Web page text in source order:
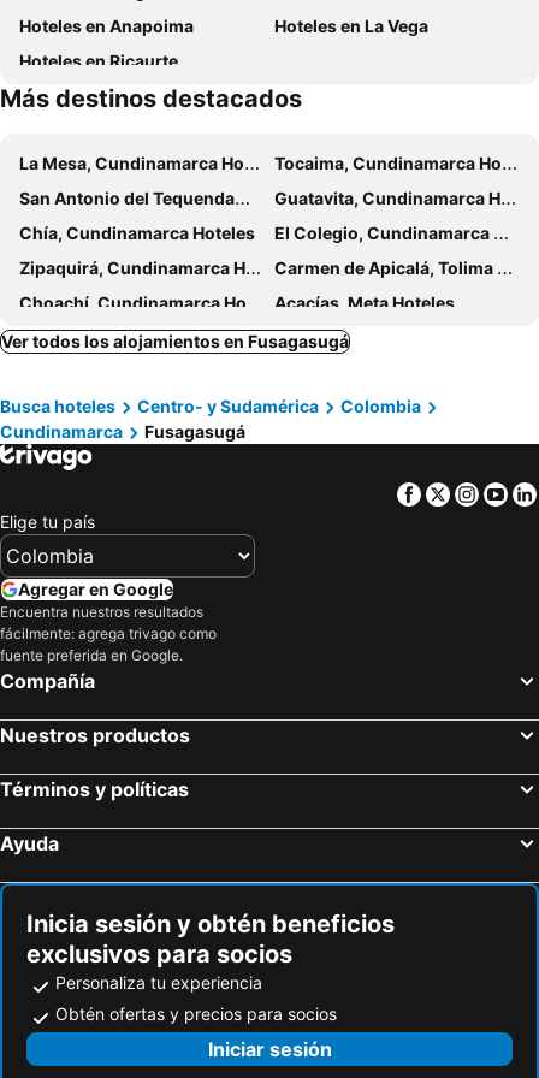
Parque Natural Chicaque
Santuario de Monserrate
Parque del Chicó
Casa Museo Quinta de Bolívar
Complejo Acuático Simón Bolívar
Centro de Convenciones Girardot
Hoteles en Anapoima
Hoteles en La Vega
Hoteles en Ricaurte
Más destinos destacados
La Mesa, Cundinamarca Hoteles
Tocaima, Cundinamarca Hoteles
San Antonio del Tequendama, Cundinamarca Hoteles
Guatavita, Cundinamarca Hoteles
Chía, Cundinamarca Hoteles
El Colegio, Cundinamarca Hoteles
Zipaquirá, Cundinamarca Hoteles
Carmen de Apicalá, Tolima Hoteles
Choachí, Cundinamarca Hoteles
Acacías, Meta Hoteles
Soacha, Cundinamarca Hoteles
Apulo, Cundinamarca Hoteles
Sasaima, Cundinamarca Hoteles
Tocancipá, Cundinamarca Hoteles
Vergara, Cundinamarca Hoteles
Prado, Tolima Hoteles
La Calera, Cundinamarca Hoteles
Bogotá, Bogotá Hoteles
Villa De Leyva, Boyacá Hoteles
Villeta, Cundinamarca Hoteles
La Vega, Cundinamarca Hoteles
Honda, Tolima Hoteles
Cartagena, Bolívar Hoteles
San Andrés, San Andrés, Providencia and Santa Catalina Hoteles
Barranquilla, Atlántico Hoteles
Coveñas, Sucre Hoteles
Ver todos los alojamientos en Fusagasugá
Busca hoteles Centro- y Sudamérica
Colombia
Cundinamarca
Fusagasugá
Facebook
Twitter
Elige tu país
Agregar en Google
Encuentra nuestros resultados
fácilmente: agrega trivago como
fuente preferida en Google.
Compañía
Nuestros productos
Términos y políticas
Ayuda
Inicia sesión y obtén beneficios
exclusivos para socios
Personaliza tu experiencia
Obtén ofertas y precios para socios
Iniciar sesión